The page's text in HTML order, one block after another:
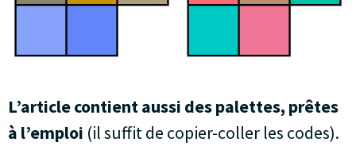
L’article contient aussi des palettes, prêtes
à l’emploi (il suffit de copier-coller les codes).